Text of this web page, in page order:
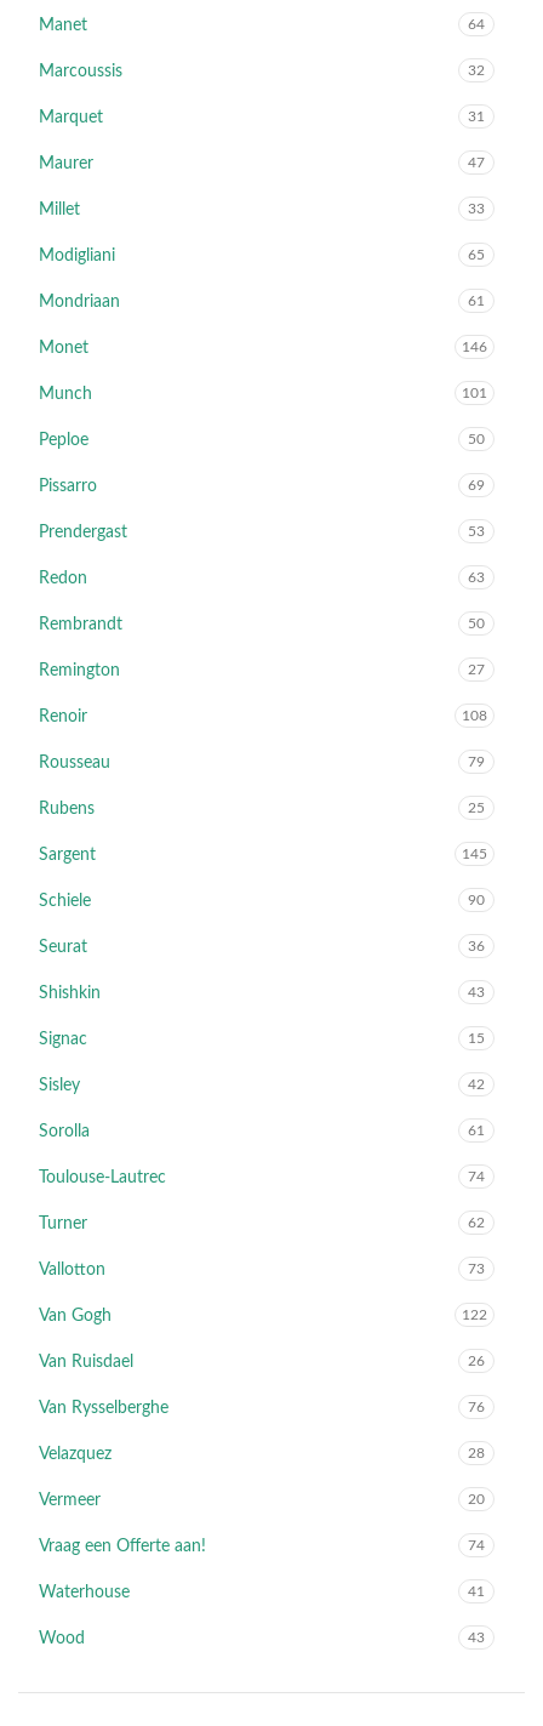
Manet 64
Marcoussis 32
Marquet 31
Maurer 47
Millet 33
Modigliani 65
Mondriaan 61
Monet 146
Munch 101
Peploe 50
Pissarro 69
Prendergast 53
Redon 63
Rembrandt 50
Remington 27
Renoir 108
Rousseau 79
Rubens 25
Sargent 145
Schiele 90
Seurat 36
Shishkin 43
Signac 15
Sisley 42
Sorolla 61
Toulouse-Lautrec 74
Turner 62
Vallotton 73
Van Gogh 122
Van Ruisdael 26
Van Rysselberghe 76
Velazquez 28
Vermeer 20
Vraag een Offerte aan! 74
Waterhouse 41
Wood 43